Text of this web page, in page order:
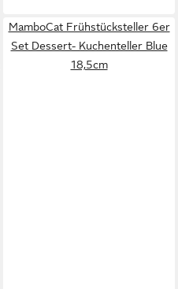
MamboCat Frühstücksteller 6er
Set Dessert- Kuchenteller Blue
18,5cm